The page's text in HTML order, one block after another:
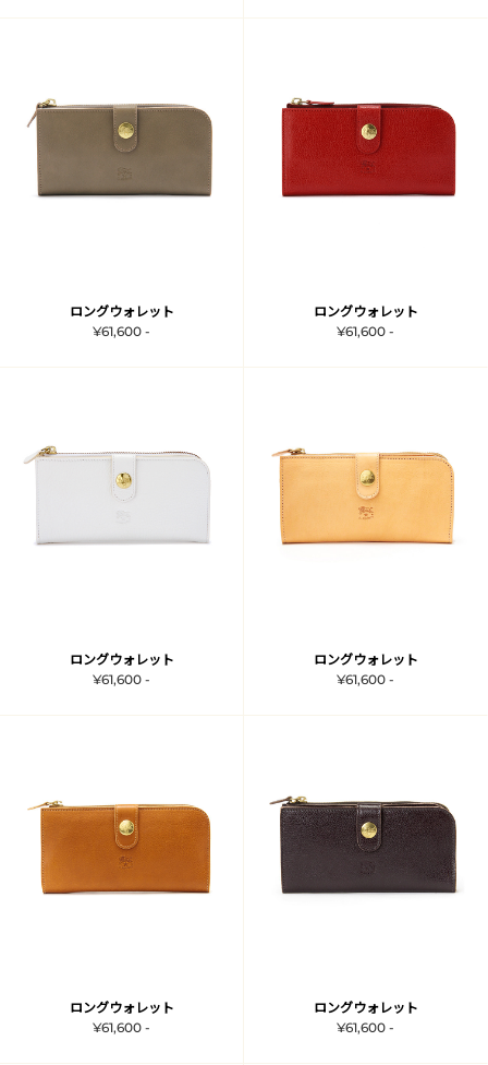
ロングウォレット
¥61,600 -
ロングウォレット
¥61,600 -
ロングウォレット
¥61,600 -
ロングウォレット
¥61,600 -
ロングウォレット
¥61,600 -
ロングウォレット
¥61,600 -